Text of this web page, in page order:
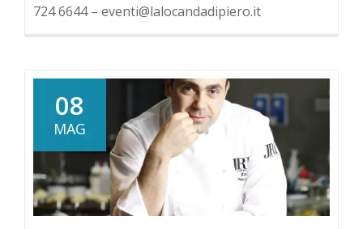
724 6644 – eventi@lalocandadipiero.it
08
MAG